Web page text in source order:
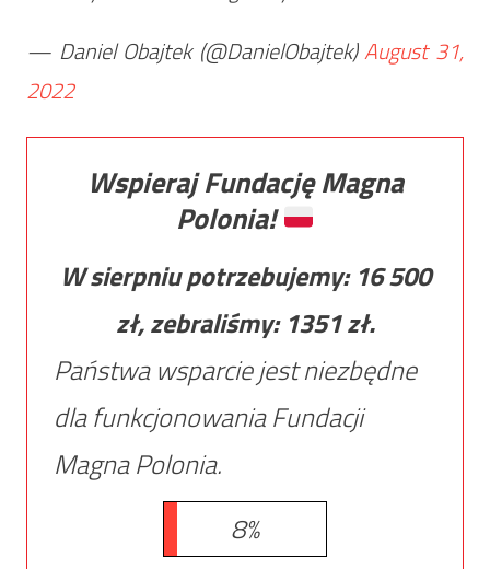
— Daniel Obajtek (@DanielObajtek)August 31,
2022
Wspieraj Fundację Magna
Polonia!
W sierpniu potrzebujemy: 16 500
zł, zebraliśmy: 1351zł.
Państwa wsparcie jest niezbędne
dla funkcjonowania Fundacji
Magna Polonia.
8%